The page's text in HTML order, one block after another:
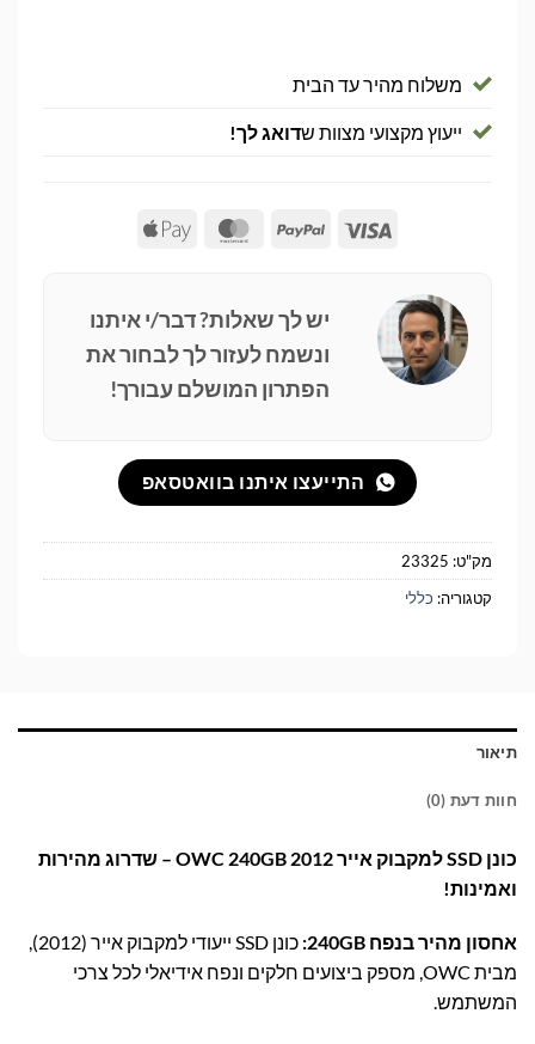
משלוח מהיר עד הבית
ייעוץ מקצועי מצוות שדואג לך!
Visa
PayPal
MasterCard
Apple
יש לך שאלות? דבר/י איתנו
ונשמח לעזור לך לבחור את
הפתרון המושלם עבורך!
התייעצו איתנו בוואטסאפ
מק"ט: 23325
קטגוריה: כללי
תיאור
חוות דעת (0)
כונן SSD למקבוק אייר 2012 OWC 240GB – שדרוג מהירות
ואמינות!
אחסון מהיר בנפח 240GB:
כונן SSD ייעודי למקבוק אייר (2012),
מבית OWC, מספק ביצועים חלקים ונפח אידיאלי לכל צרכי
המשתמש.